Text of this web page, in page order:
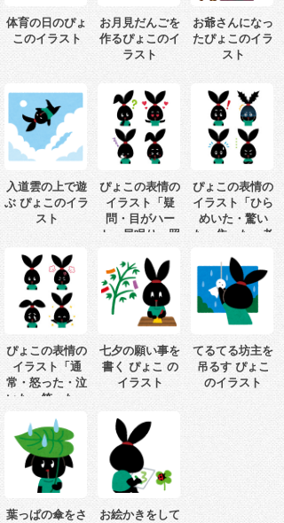
体育の日のぴょ
このイラスト
お月見だんごを
作るぴょこのイ
ラスト
お爺さんになっ
たぴょこのイラ
スト
入道雲の上で遊
ぶ ぴょこのイラ
スト
ぴょこの表情の
イラスト「疑
問・目がハー
ト・居眠り・照
ぴょこの表情の
イラスト「ひら
めいた・驚い
た・焦った・考
ぴょこの表情の
イラスト「通
常・怒った・泣
いた・笑った」
七夕の願い事を
書く ぴょこ の
イラスト
てるてる坊主を
吊るす ぴょこ
のイラスト
葉っぱの傘をさ
お絵かきをして